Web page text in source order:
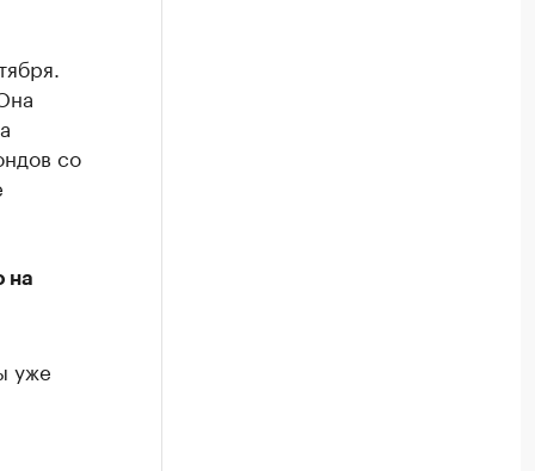
со
на
уже